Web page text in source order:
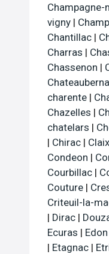
Champagne-
vigny |
Chantillac |
Charras |
Chassenon |
charente |
Chazelles |
chatelars |
| Chirac | Claix
Condeon |
Courbillac |
Couture |
Criteuil-la-
| Dirac |
Ecuras | Edon
| Etagnac |